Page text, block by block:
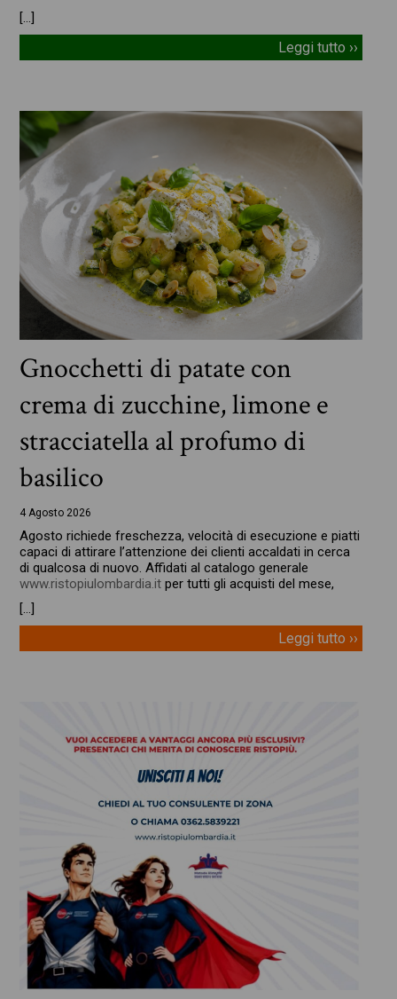
[…]
Leggi tutto ››
Gnocchetti di patate con
crema di zucchine, limone e
stracciatella al profumo di
basilico
4 Agosto 2026
Agosto richiede freschezza, velocità di esecuzione e piatti
capaci di attirare l’attenzione dei clienti accaldati in cerca
di qualcosa di nuovo. Affidati al catalogo generale
www.ristopiulombardia.itper tutti gli acquisti del mese,
[…]
Leggi tutto ››